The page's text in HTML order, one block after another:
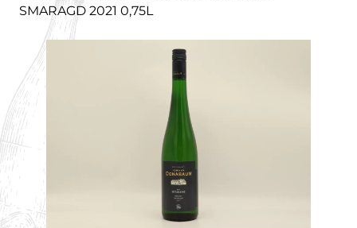
SMARAGD 2021 0,75L